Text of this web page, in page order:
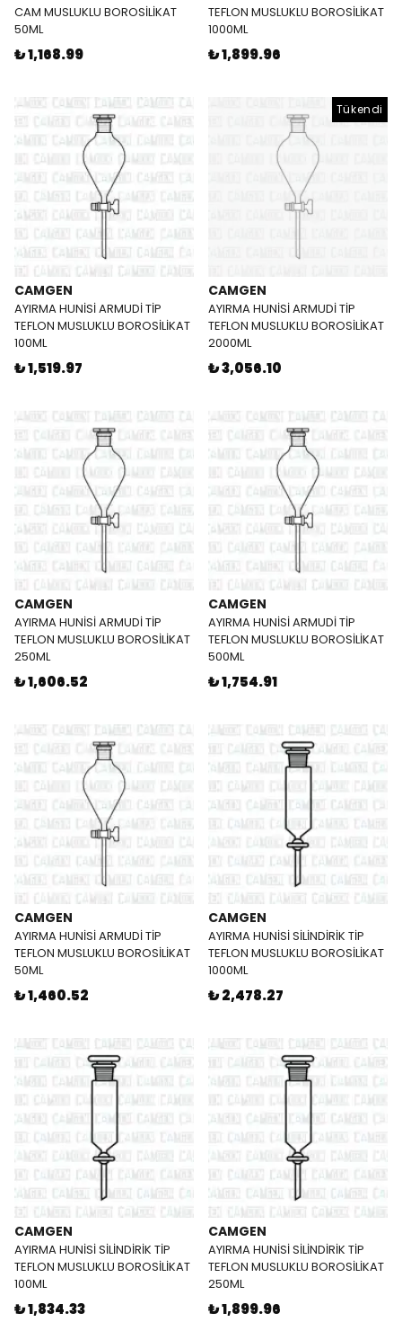
CAM MUSLUKLU BOROSİLİKAT
50ML
₺ 1,168.99
TEFLON MUSLUKLU BOROSİLİKAT
1000ML
₺ 1,899.96
CAMGEN
AYIRMA HUNİSİ ARMUDİ TİP
TEFLON MUSLUKLU BOROSİLİKAT
100ML
₺ 1,519.97
Tükendi
CAMGEN
AYIRMA HUNİSİ ARMUDİ TİP
TEFLON MUSLUKLU BOROSİLİKAT
2000ML
₺ 3,056.10
CAMGEN
AYIRMA HUNİSİ ARMUDİ TİP
TEFLON MUSLUKLU BOROSİLİKAT
250ML
₺ 1,606.52
CAMGEN
AYIRMA HUNİSİ ARMUDİ TİP
TEFLON MUSLUKLU BOROSİLİKAT
500ML
₺ 1,754.91
CAMGEN
AYIRMA HUNİSİ ARMUDİ TİP
TEFLON MUSLUKLU BOROSİLİKAT
50ML
₺ 1,460.52
CAMGEN
AYIRMA HUNİSİ SİLİNDİRİK TİP
TEFLON MUSLUKLU BOROSİLİKAT
1000ML
₺ 2,478.27
CAMGEN
AYIRMA HUNİSİ SİLİNDİRİK TİP
TEFLON MUSLUKLU BOROSİLİKAT
100ML
₺ 1,834.33
CAMGEN
AYIRMA HUNİSİ SİLİNDİRİK TİP
TEFLON MUSLUKLU BOROSİLİKAT
250ML
₺ 1,899.96